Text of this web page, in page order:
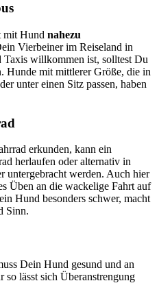
mit Hund nahezu
Vierbeiner im Reiseland in
willkommen ist, solltest Du
Hunde mit mittlerer Größe, die in
unter einen Sitz passen, haben
erkunden, kann ein
herlaufen oder alternativ in
untergebracht werden. Auch hier
Üben an die wackelige Fahrt auf
Hund besonders schwer, macht
Sinn.
Dein Hund gesund und an
so lässt sich Überanstrengung